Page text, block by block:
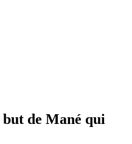
but de Mané qui